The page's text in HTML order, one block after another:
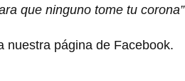
que ninguno tome tu
nuestra página de Facebook.